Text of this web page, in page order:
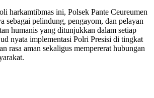
harkamtibmas ini, Polsek Pante Ceureumen
sebagai pelindung, pengayom, dan pelayan
humanis yang ditunjukkan dalam setiap
nyata implementasi Polri Presisi di tingkat
rasa aman sekaligus mempererat hubungan